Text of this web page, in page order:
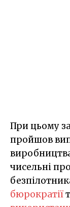
При цьому
пройшов
чисельні
бюрократії